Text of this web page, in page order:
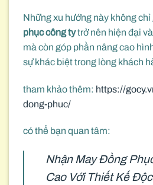
Những xu hướng này không chỉ
phục công tytrở nên hiện đại
mà còn góp phần nâng cao
sự khác biệt trong lòng khách
tham khảo thêm: https://
dong-phuc/
có thể bạn quan tâm:
Nhận May Đồng
Cao Với Thiết Kế